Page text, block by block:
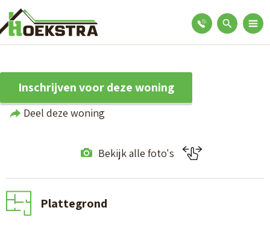
Inschrijven voor deze woning
Deel deze woning
Bekijk alle foto's
Plattegrond